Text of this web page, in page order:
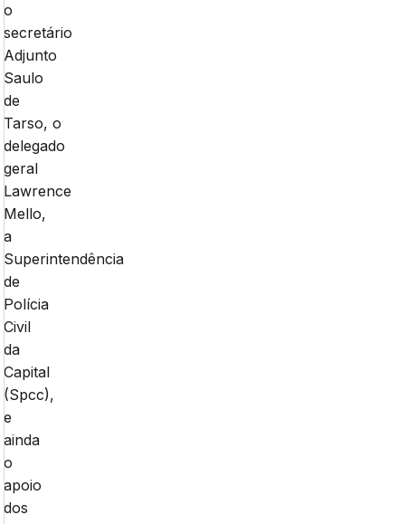
o
secretário
Adjunto
Saulo
de
Tarso, o
delegado
geral
Lawrence
Mello,
a
Superintendência
de
Polícia
Civil
da
Capital
(Spcc),
e
ainda
o
apoio
dos